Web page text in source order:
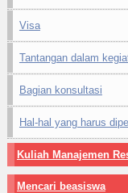
Visa
Tantangan dalam
Bagian konsultasi
Hal-hal yang harus
Kuliah Manajemen
Mencari beasiswa